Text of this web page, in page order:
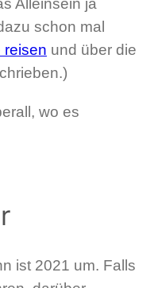
Alleinsein ja
schon mal
reisen und über die
wo es
ist 2021 um. Falls